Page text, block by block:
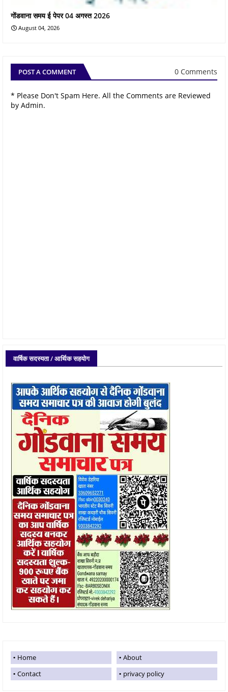
गोंडवाना समय ई पेपर 04 अगस्त 2026
August 04, 2026
POST A COMMENT 0 Comments
* Please Don't Spam Here. All the Comments are Reviewed
by Admin.
वार्षिक सदस्यता / आर्थिक सहयोग
Home
About
Contact
privacy policy